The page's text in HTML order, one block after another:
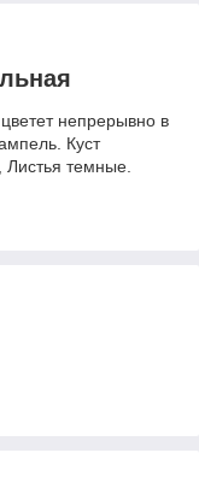
непрерывно в
Куст
Листья темные.